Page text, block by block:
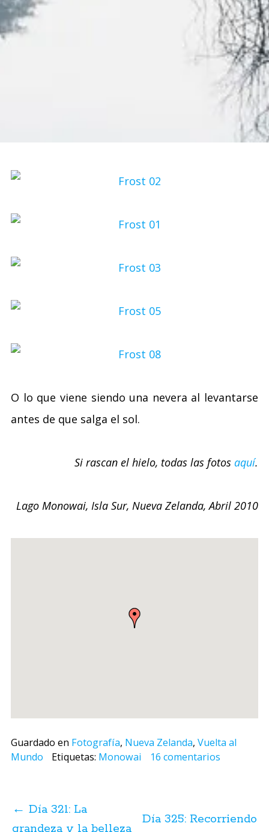
O lo que viene siendo una nevera al levantarse
antes de que salga el sol.
Si rascan el hielo, todas las fotos aquí.
Lago Monowai, Isla Sur, Nueva Zelanda, Abril 2010
Guardado en Fotografía, Nueva Zelanda, Vuelta al
Mundo
Etiquetas: Monowai 16 comentarios
← Día 321: La
grandeza y la belleza
Día 325: Recorriendo